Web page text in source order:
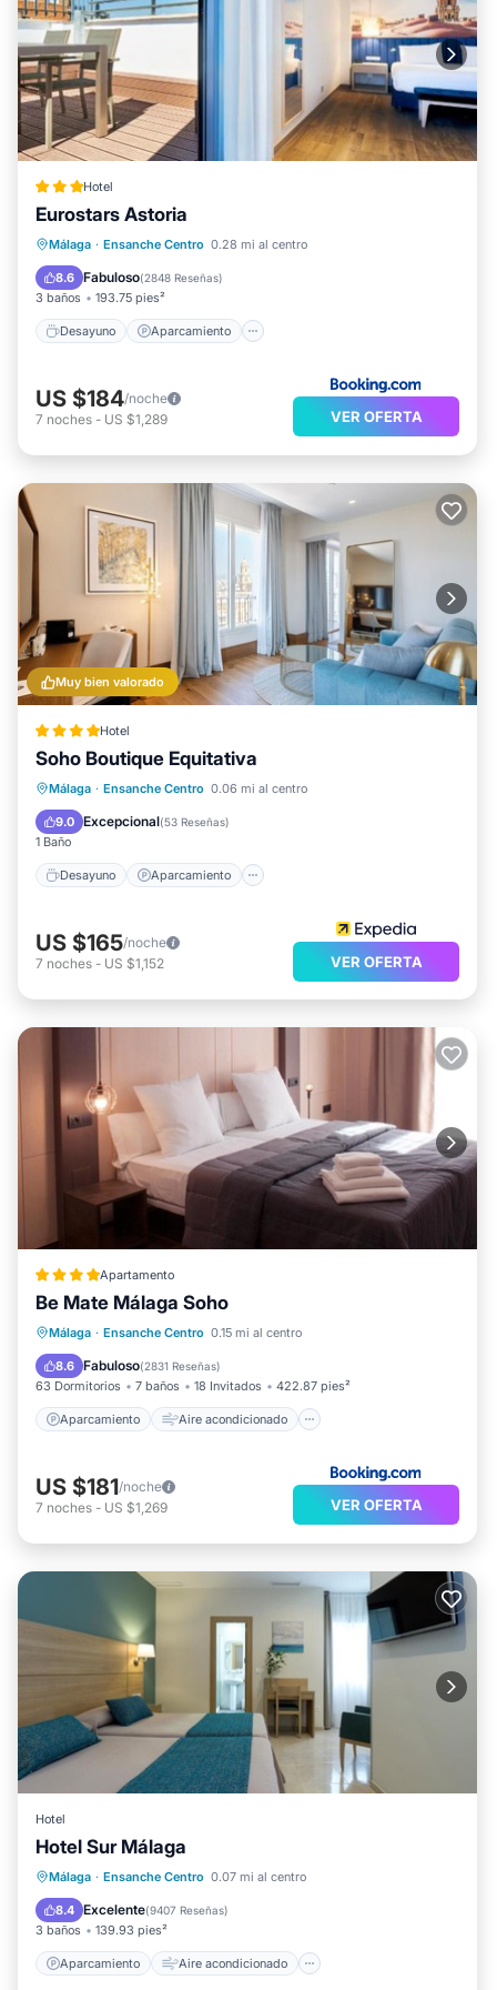
Hotel
Eurostars Astoria
Málaga · Ensanche Centro 0.28 mi al centro
8.6 Fabuloso(2848 Reseñas)
3 baños 193.75 pies²
Desayuno Aparcamiento
Desayuno
Aparcamiento
Aire acondicionado
US $184/noche
7 noches - US $1,289 VER OFERTA
Muy bien valorado
Hotel
Soho Boutique Equitativa
Málaga · Ensanche Centro 0.06 mi al centro
9.0 Excepcional(53 Reseñas)
1 Baño
Desayuno Aparcamiento
Desayuno Aparcamiento
Aire acondicionado
US $165/noche
7 noches - US $1,152 VER OFERTA
Apartamento
Be Mate Málaga Soho
Málaga · Ensanche Centro 0.15 mi al centro
8.6 Fabuloso(2831 Reseñas)
63 Dormitorios 7 baños 18 Invitados 422.87 pies²
Aparcamiento Aire acondicionado
Aparcamiento
Aire acondicionado
Internet
Apto para niños
US $181/noche
7 noches - US $1,269 VER OFERTA
Hotel
Hotel Sur Málaga
Málaga · Ensanche Centro 0.07 mi al centro
8.4 Excelente(9407 Reseñas)
3 baños 139.93 pies²
Aparcamiento Aire acondicionado
Aparcamiento
Aire acondicionado
Internet
Apto para niños